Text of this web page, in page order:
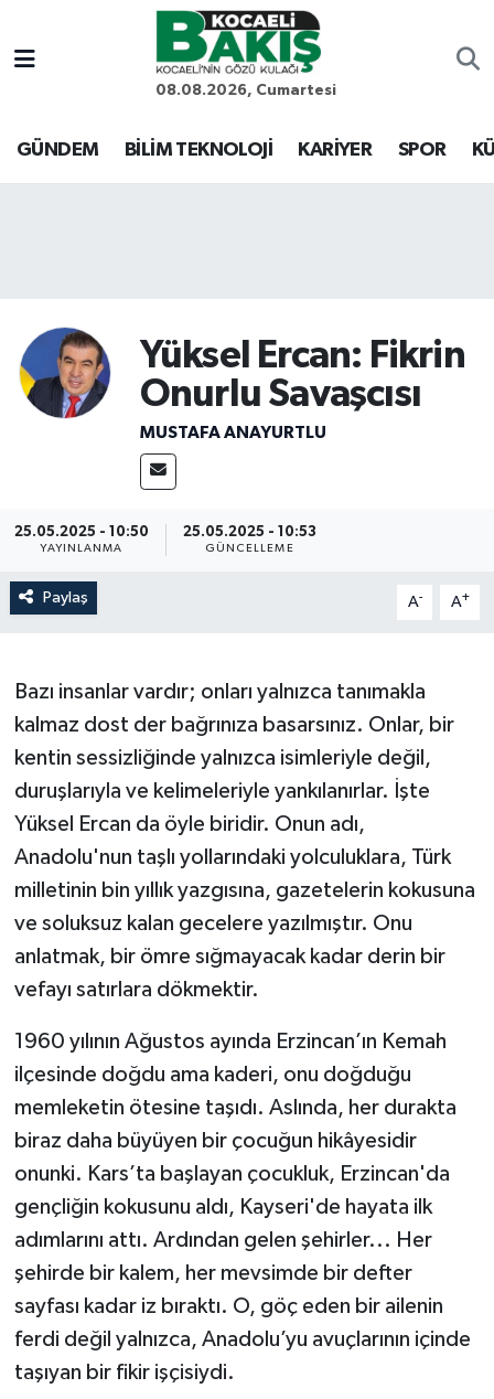
08.08.2026, Cumartesi
GÜNDEM BİLİM TEKNOLOJİ KARİYER SPOR
Yüksel Ercan: Fikrin
Onurlu Savaşcısı
MUSTAFA ANAYURTLU
25.05.2025 - 10:50
YAYINLANMA
25.05.2025 - 10:53
GÜNCELLEME
Paylaş A- A+
Bazı insanlar vardır; onları yalnızca tanımakla
kalmaz dost der bağrınıza basarsınız. Onlar, bir
kentin sessizliğinde yalnızca isimleriyle değil,
duruşlarıyla ve kelimeleriyle yankılanırlar. İşte
Yüksel Ercan da öyle biridir. Onun adı,
Anadolu'nun taşlı yollarındaki yolculuklara, Türk
milletinin bin yıllık yazgısına, gazetelerin kokusuna
ve soluksuz kalan gecelere yazılmıştır. Onu
anlatmak, bir ömre sığmayacak kadar derin bir
vefayı satırlara dökmektir.
1960 yılının Ağustos ayında Erzincan’ın Kemah
ilçesinde doğdu ama kaderi, onu doğduğu
memleketin ötesine taşıdı. Aslında, her durakta
biraz daha büyüyen bir çocuğun hikâyesidir
onunki. Kars’ta başlayan çocukluk, Erzincan'da
gençliğin kokusunu aldı, Kayseri'de hayata ilk
adımlarını attı. Ardından gelen şehirler... Her
şehirde bir kalem, her mevsimde bir defter
sayfası kadar iz bıraktı. O, göç eden bir ailenin
ferdi değil yalnızca, Anadolu’yu avuçlarının içinde
taşıyan bir fikir işçisiydi.
Kocaeli Nöbetçi Eczaneler
Kocaeli Hava Durumu
Son Dakika Haberleri
Haber Arşivi